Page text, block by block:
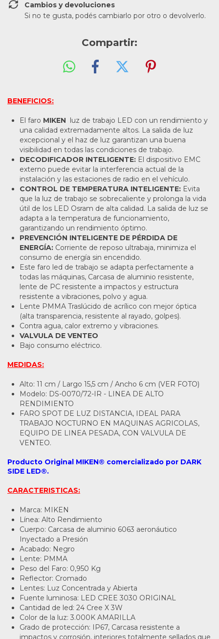
Cambios y devoluciones
Si no te gusta, podés cambiarlo por otro o devolverlo.
Compartir:
BENEFICIOS:
El faro MIKEN luz de trabajo LED con un rendimiento y
una calidad extremadamente altos. La salida de luz
excepcional y el haz de luz garantizan una buena
visibilidad en todas las condiciones de trabajo.
DECODIFICADOR INTELIGENTE: El dispositivo EMC
externo puede evitar la interferencia actual de la
instalación y las estaciones de radio en el vehículo.
CONTROL DE TEMPERATURA INTELIGENTE: Evita
que la luz de trabajo se sobrecaliente y prolonga la vida
útil de los LED Osram de alta calidad. La salida de luz se
adapta a la temperatura de funcionamiento,
garantizando un rendimiento óptimo.
PREVENCIÓN INTELIGENTE DE PÉRDIDA DE
ENERGÍA: Corriente de reposo ultrabaja, minimiza el
consumo de energía sin encendido.
Este faro led de trabajo se adapta perfectamente a
todas las máquinas, Carcasa de aluminio resistente,
lente de PC resistente a impactos y estructura
resistente a vibraciones, polvo y agua.
Lente PMMA Traslúcido de acrílico con mejor óptica
(alta transparencia, resistente al rayado, golpes).
Contra agua, calor extremo y vibraciones.
VALVULA DE VENTEO
Bajo consumo eléctrico.
MEDIDAS:
Alto: 11 cm / Largo 15,5 cm / Ancho 6 cm (VER FOTO)
Modelo: DS-0070/72-IR - LINEA DE ALTO
RENDIMIENTO
FARO SPOT DE LUZ DISTANCIA, IDEAL PARA
TRABAJO NOCTURNO EN MAQUINAS AGRICOLAS,
EQUIPO DE LINEA PESADA, CON VALVULA DE
VENTEO.
Producto Original MIKEN® comercializado por DARK
SIDE LED®.
CARACTERISTICAS:
Marca: MIKEN
Línea: Alto Rendimiento
Cuerpo: Carcasa de aluminio 6063 aeronáutico
Inyectado a Presión
Acabado: Negro
Lente: PMMA
Peso del Faro: 0,950 Kg
Reflector: Cromado
Lentes: Luz Concentrada y Abierta
Fuente luminosa: LED CREE 3030 ORIGINAL
Cantidad de led: 24 Cree X 3W
Color de la luz: 3.000K AMARILLA
Grado de protección: IP67, Carcasa resistente a
impactos y corrosión, interiores totalmente sellados que